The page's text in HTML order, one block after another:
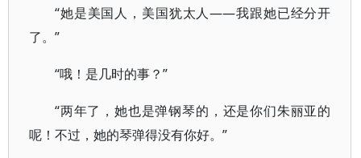
“她是美国人，美国犹太人——我跟她已经分开
了。”
“哦！是几时的事？”
“两年了，她也是弹钢琴的，还是你们朱丽亚的
呢！不过，她的琴弹得没有你好。”